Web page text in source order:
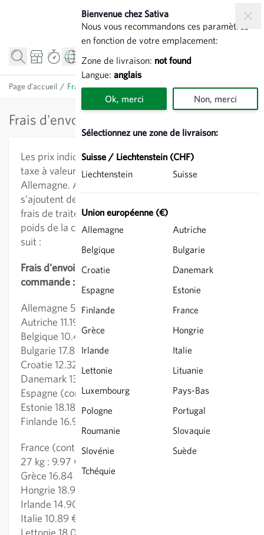
Bienvenue chez Sativa
Nous vous recommandons ces paramètres
en fonction de votre emplacement:
Zone de livraison: not found
Langue: anglais
Ok, merci Non, merci
Sélectionnez une zone de livraison:
Suisse / Liechtenstein (CHF)
Liechtenstein
Suisse
Union européenne (€)
Allemagne
Autriche
Belgique
Bulgarie
Croatie
Danemark
Espagne
Estonie
Finlande
France
Grèce
Hongrie
Irlande
Italie
Lettonie
Lituanie
Luxembourg
Pays-Bas
Pologne
Portugal
Roumanie
Slovaquie
Slovénie
Suède
Tchéquie
Page d’accueil / Frais d'envoi
Frais d'envoi
Les prix indiqués à côté des produits incluent la
taxe à valeur ajoutée (TVA) valable en
Allemagne. Aux prix indiqués à côté des produits
s’ajoutent des frais de traitement et d’envoi. Les
frais de traitement et d’envoi dépendent du
poids de la commande et sont calculés comme
suit :
Frais d'envoi (TVA incl.) par 27 kg poids de la
commande :
Allemagne 5.40 €
Autriche 11.19 €
Belgique 10.49 €
Bulgarie 17.88 €
Croatie 12.32 €
Danemark 13.63 €
Espagne (continentale) 16.39 €
Estonie 18.18 €
Finlande 16.99 €
France (continentale): jusqu'à 1 kg: 8.33 €; 1 kg-
27 kg : 9.97 €
Grèce 16.84 €
Hongrie 18.92 €
Irlande 14.90 €
Italie 10.89 €
Lettonie 18.03 €